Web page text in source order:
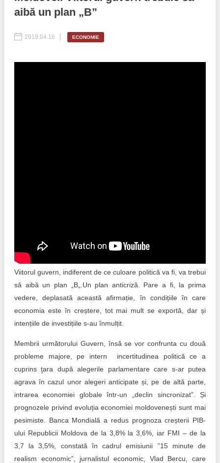
Inițiative în derulare
Politici regionale
Bunele practici
Laborator sociometric
Buletin EU-STRAT
Transparența întreprinderilor de stat
Cele mai bune și cele mai proaste politici locale din
Moldova
Democrația, independența și transparența instituțiilor
publice-cheie din Moldova
Achiziții publice
Achizițiile publice în vizorul societății civile
aibă un plan „B”
2019.04.16 ECONOMIE
Viitorul guvern, indiferent de ce culoare politică va fi, va trebui
să aibă un plan „B„.Un plan anticriză. Pare a fi, la prima
vedere, deplasată această afirmație, în condițiile în care
economia este în creștere, tot mai mult se exportă, dar și
intențiile de investițiile s-au înmulțit.
Membrii următorului Guvern, însă se vor confrunta cu două
probleme majore, pe intern incertitudinea politică ce a
cuprins ţara după alegerile parlamentare care s-ar putea
agrava în cazul unor alegeri anticipate și, pe de altă parte,
intrarea economiei globale într-un „declin sincronizat”. Și
prognozele privind evoluția economiei moldovenești sunt mai
pesimiste. Banca Mondială a redus prognoza creșterii PIB-
ului Republicii Moldova de la 3,8% la 3,6%, iar FMI – de la
3,7 la 3,5%, constată în cadrul emisiunii ”15 minute de
realism economic”, jurnalistul economic, Vlad Bercu, care